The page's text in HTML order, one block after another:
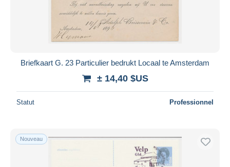
Briefkaart G. 23 Particulier bedrukt Locaal te Amsterdam
± 14,40 $US
Statut Professionnel
Nouveau